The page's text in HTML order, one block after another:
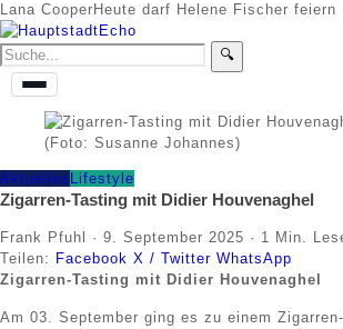
Lana Cooper Heute darf Helene Fischer feiern
🔍
(Foto: Susanne Johannes)
Aktuelles Lifestyle
Zigarren-Tasting mit Didier Houvenaghel
Frank Pfuhl · 9. September 2025 · 1 Min.
Teilen: Facebook X / Twitter WhatsApp
Zigarren-Tasting mit Didier Houvenaghel
Am 03. September ging es zu einem